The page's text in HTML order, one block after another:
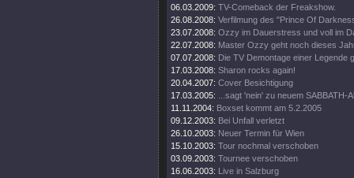
06.03.2009: TV-Comeback der Freakshow.
26.08.2008: Verfilmung des "Prince Of
23.07.2008: Ozzy im Dauerstress und voll im
22.07.2008: Master Ozzy geht noch dieses
07.07.2008: Die TV Demontage einer Legende
17.03.2008: Sharon rocks again!
20.04.2007: Cover Besichtigung
17.03.2005:
...sagt 'nein' zu neuem SABBATH-
11.11.2004: Boxset kommt am 5.2.2005
09.12.2003: Bei Unfall verletzt
26.10.2003: Neuer Termin für Wien
15.10.2003: Tour nochmal verschoben
03.09.2003: Tournee verschoben
16.06.2003: Live in Salzburg